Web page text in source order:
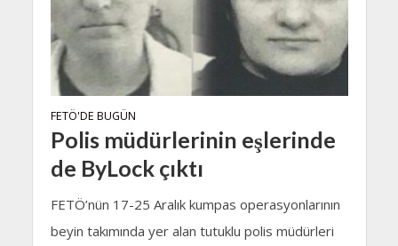
FETÖ'DE BUGÜN
Polis müdürlerinin eşlerinde
de ByLock çıktı
FETÖ’nün 17-25 Aralık kumpas operasyonlarının
beyin takımında yer alan tutuklu polis müdürleri